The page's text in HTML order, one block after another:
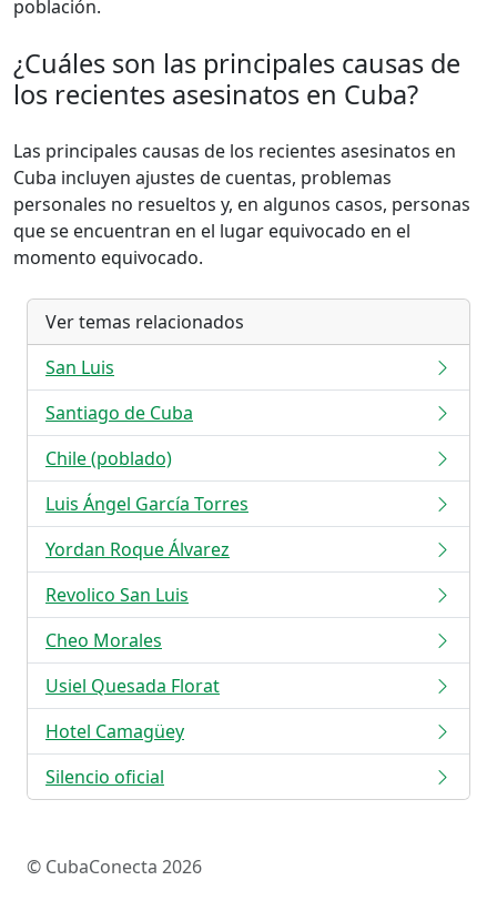
población.
¿Cuáles son las principales causas de
los recientes asesinatos en Cuba?
Las principales causas de los recientes asesinatos en
Cuba incluyen ajustes de cuentas, problemas
personales no resueltos y, en algunos casos, personas
que se encuentran en el lugar equivocado en el
momento equivocado.
Ver temas relacionados
San Luis
Santiago de Cuba
Chile (poblado)
Luis Ángel García Torres
Yordan Roque Álvarez
Revolico San Luis
Cheo Morales
Usiel Quesada Florat
Hotel Camagüey
Silencio oficial
© CubaConecta 2026